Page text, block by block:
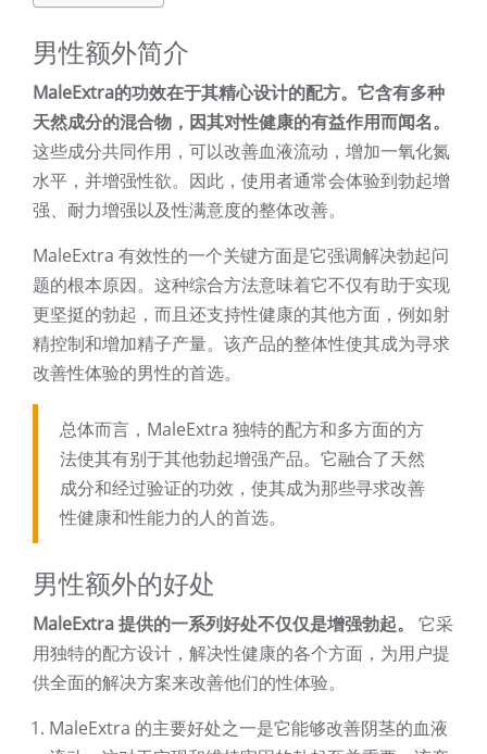
男性额外简介
MaleExtra的功效在于其精心设计的配方。它含有多种
天然成分的混合物，因其对性健康的有益作用而闻名。
这些成分共同作用，可以改善血液流动，增加一氧化氮
水平，并增强性欲。因此，使用者通常会体验到勃起增
强、耐力增强以及性满意度的整体改善。
MaleExtra 有效性的一个关键方面是它强调解决勃起问
题的根本原因。这种综合方法意味着它不仅有助于实现
更坚挺的勃起，而且还支持性健康的其他方面，例如射
精控制和增加精子产量。该产品的整体性使其成为寻求
改善性体验的男性的首选。
总体而言，MaleExtra 独特的配方和多方面的方
法使其有别于其他勃起增强产品。它融合了天然
成分和经过验证的功效，使其成为那些寻求改善
性健康和性能力的人的首选。
男性额外的好处
MaleExtra 提供的一系列好处不仅仅是增强勃起。
它采
用独特的配方设计，解决性健康的各个方面，为用户提
供全面的解决方案来改善他们的性体验。
MaleExtra 的主要好处之一是它能够改善阴茎的血液